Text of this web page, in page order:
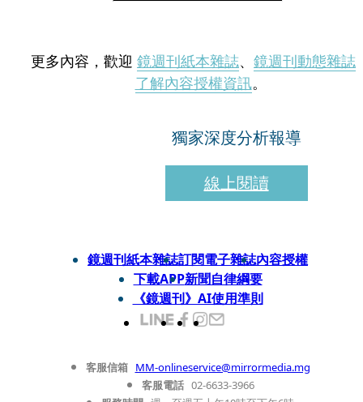
更多內容，歡迎 鏡週刊紙本雜誌、 鏡週刊動態雜誌
了解內容授權資訊。
獨家深度分析報導
線上閱讀
鏡週刊紙本雜誌訂閱電子雜誌內容授權
下載APP新聞自律綱要
《鏡週刊》AI使用準則
客服信箱 MM-onlineservice@mirrormedia.mg
客服電話 02-6633-3966